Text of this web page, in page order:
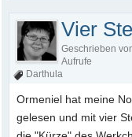
Vier
Geschrieben
Aufrufe
Darthula
Ormeniel hat meine
gelesen und mit vier